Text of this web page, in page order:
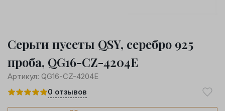
Серьги пусеты QSY, серебро 925
проба, QG16-CZ-4204E
Артикул: QG16-CZ-4204E
0 отзывов